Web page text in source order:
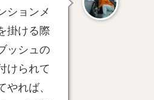
ションメ
掛ける際
ッシュの
けられて
やれば、